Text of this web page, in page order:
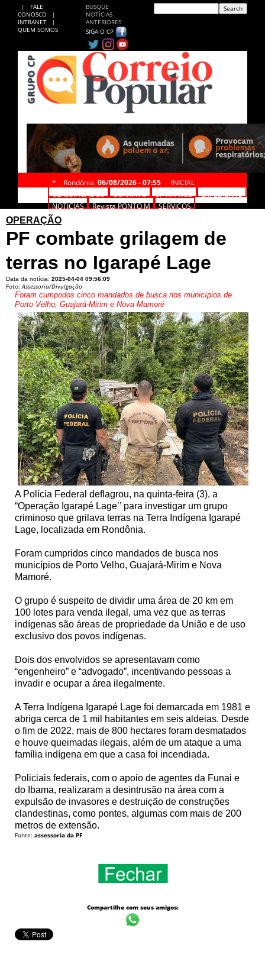
|
FALE
CONOSCO
|
INTRANET
|
QUEM SOMOS
BUSQUE
NOTÍCIAS
ANTERIORES
SIGA O CP
* Rondônia, 06/08/2026 - 07:55
INICIAL
CLASSIFICADOS
CONTATO CP NA WEB
EXPEDIENTE
NOTÍCIAS
Revista PONTO M
SERVIÇOS
OPERAÇÃO
PF combate grilagem de
terras no Igarapé Lage
Data da notícia: 2025-04-04 09:56:09
Foto:Assessoria/Divulgação
Foram cumpridos cinco mandados de busca nos municípios de
Porto Velho, Guajará-Mirim e Nova Mamoré
A Polícia Federal deflagrou, na quinta-feira (3), a
“Operação Igarapé Lage’’ para investigar um grupo
criminoso que grilava terras na Terra Indígena Igarapé
Lage, localizada em Rondônia.
Foram cumpridos cinco mandados de busca nos
municípios de Porto Velho, Guajará-Mirim e Nova
Mamoré.
O grupo é suspeito de dividir uma área de 20 km em
100 lotes para venda ilegal, uma vez que as terras
indígenas são áreas de propriedade da União e de uso
exclusivo dos povos indígenas.
Dois dos envolvidos se apresentavam como
“engenheiro” e “advogado”, incentivando pessoas a
invadir e ocupar a área ilegalmente.
A Terra Indígena Igarapé Lage foi demarcada em 1981 e
abriga cerca de 1 mil habitantes em seis aldeias. Desde
o fim de 2022, mais de 800 hectares foram desmatados
e houve queimadas ilegais, além de um ataque a uma
família indígena em que a casa foi incendiada.
Policiais federais, com o apoio de agentes da Funai e
do Ibama, realizaram a desintrusão na área com a
expulsão de invasores e destruição de construções
clandestinas, como pontes, algumas com mais de 200
metros de extensão.
Fonte: assessoria da PF
Compartilhe com seus amigos: